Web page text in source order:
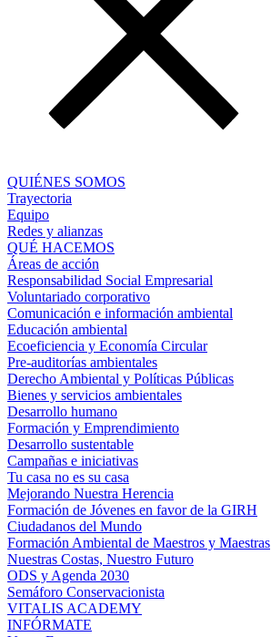
QUIÉNES SOMOS
Trayectoria
Equipo
Redes y alianzas
QUÉ HACEMOS
Áreas de acción
Responsabilidad Social Empresarial
Voluntariado corporativo
Comunicación e información ambiental
Educación ambiental
Ecoeficiencia y Economía Circular
Pre-auditorías ambientales
Derecho Ambiental y Políticas Públicas
Bienes y servicios ambientales
Desarrollo humano
Formación y Emprendimiento
Desarrollo sustentable
Campañas e iniciativas
Tu casa no es su casa
Mejorando Nuestra Herencia
Formación de Jóvenes en favor de la GIRH
Ciudadanos del Mundo
Formación Ambiental de Maestros y Maestras
Nuestras Costas, Nuestro Futuro
ODS y Agenda 2030
Semáforo Conservacionista
VITALIS ACADEMY
INFÓRMATE